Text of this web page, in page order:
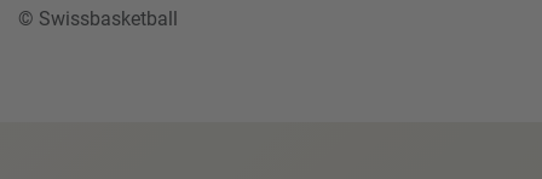
© Swissbasketball